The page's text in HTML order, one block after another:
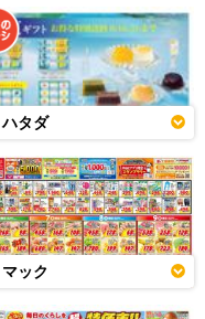
ハタダ
マック